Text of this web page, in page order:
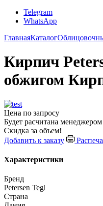
Telegram
WhatsApp
ГлавнаяКаталог
Кирпич
обжигом
Цена по запросу
Будет расчитана
Скидка за объем!
Добавить к заказу
Характеристики
Бренд
Petersen Tegl
Страна